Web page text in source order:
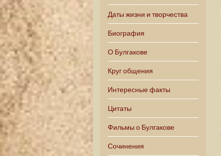
Даты жизни и творчества
Биография
О Булгакове
Круг общения
Интересные факты
Цитаты
Фильмы о Булгакове
Сочинения